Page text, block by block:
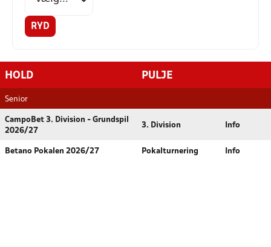
RYD
HOLD PULJE
Senior
CampoBet 3. Division - Grundspil
2026/27
3. Division Info
Betano Pokalen 2026/27 Pokalturnering Info